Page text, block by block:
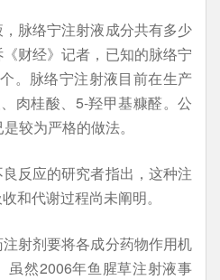
脉络宁注射液成分共有多少
财经》记者，已知的脉络宁
。脉络宁注射液目前在生产
肉桂酸、5-羟甲基糠醛。公
较为严格的做法。
反应的研究者指出，这种注
和代谢过程尚未阐明。
射剂要将各成分药物作用机
虽然2006年鱼腥草注射液事